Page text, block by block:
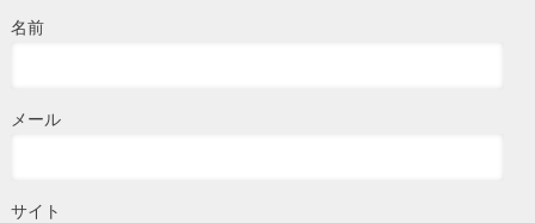
名前
メール
サイト